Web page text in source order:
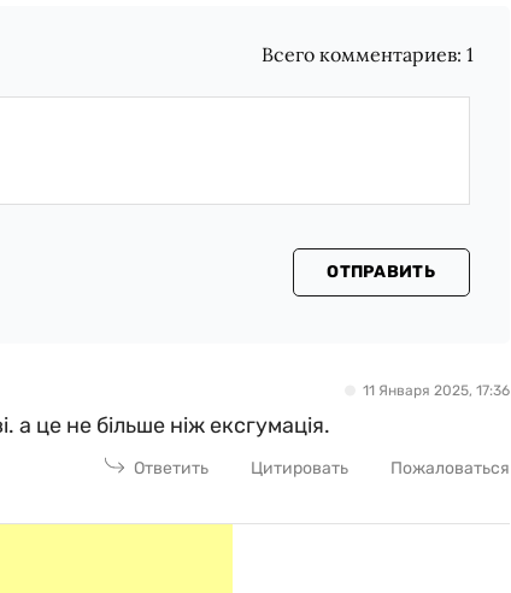
Всего комментариев:1
ОТПРАВИТЬ
11 Января 2025, 17:36
це не більше ніж ексгумація.
Ответить Цитировать Пожаловаться